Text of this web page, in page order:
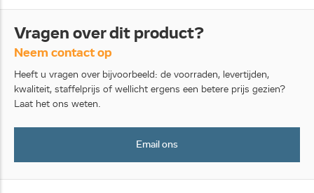
Vragen over dit product?
Neem contact op
Heeft u vragen over bijvoorbeeld: de voorraden, levertijden,
kwaliteit, staffelprijs of wellicht ergens een betere prijs gezien?
Laat het ons weten.
Email ons